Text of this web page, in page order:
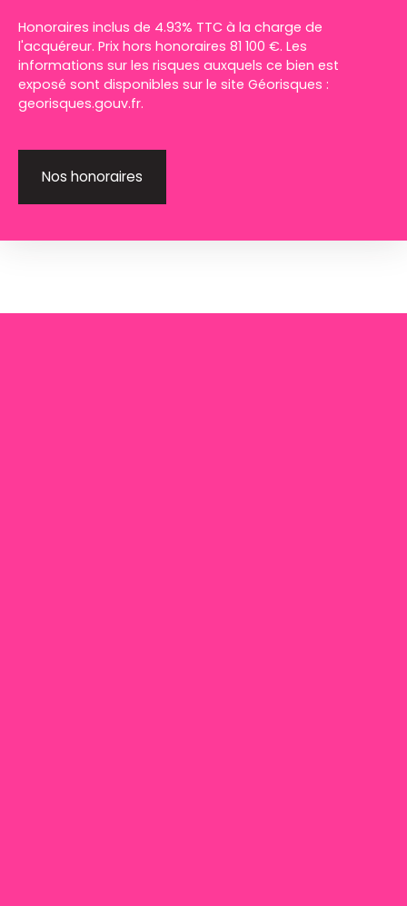
Honoraires inclus de 4.93% TTC à la charge de
l'acquéreur. Prix hors honoraires 81 100 €. Les
informations sur les risques auxquels ce bien est
exposé sont disponibles sur le site Géorisques :
georisques.gouv.fr.
Nos honoraires